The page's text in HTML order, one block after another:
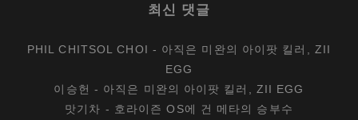
최신 댓글
PHIL CHITSOL CHOI - 아직은 미완의 아이팟 킬러, ZII
EGG
이승헌 - 아직은 미완의 아이팟 킬러, ZII EGG
맛기차 - 호라이즌 OS에 건 메타의 승부수